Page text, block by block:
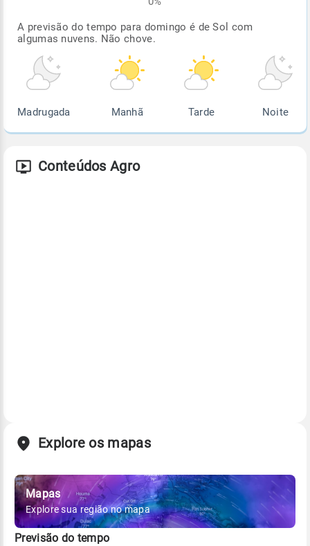
A previsão do tempo para domingo é de Sol com
algumas nuvens. Não chove.
Madrugada Manhã Tarde Noite
Conteúdos Agro
Explore os mapas
Mapas
Explore sua região no mapa
Previsão do tempo